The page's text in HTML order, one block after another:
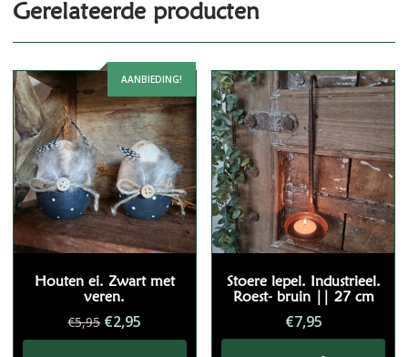
Gerelateerde producten
AANBIEDING!
Houten ei. Zwart met
veren.
€5,95 Oorspronkelijke
prijs
€2,95
prijs
Stoere lepel. Industrieel.
Roest- bruin || 27 cm
€7,95